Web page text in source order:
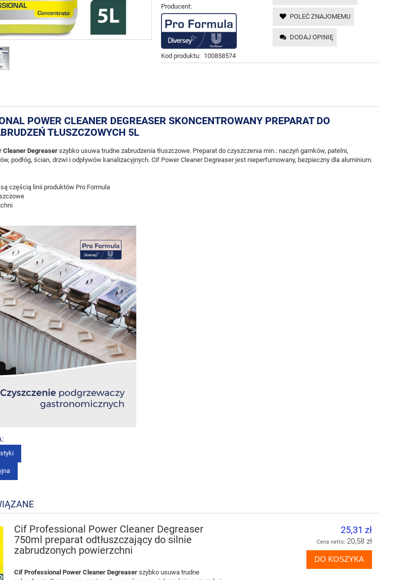
Producent:
Kod produktu: 100858574
POLEĆ ZNAJOMEMU
DODAJ OPINIĘ
POWER CLEANER DEGREASER SKONCENTROWANY PREPARAT DO
TŁUSZCZOWYCH 5L
Degreaser szybko usuwa trudne zabrudzenia tłuszczowe. Preparat do czyszczenia min.: naczyń garnków, patelni,
podłóg, ścian, drzwi i odpływów kanalizacyjnych. Cif Power Cleaner Degreaser jest nieperfumowany, bezpieczny dla aluminium.
częścią linii produktów Pro Formula
Cif Professional Power Cleaner Degreaser
750ml preparat odtłuszczający do silnie
zabrudzonych powierzchni
Cif Professional Power Cleaner Degreaser szybko usuwa trudne
25,31 zł
Cena netto: 20,58 zł
DO KOSZYKA